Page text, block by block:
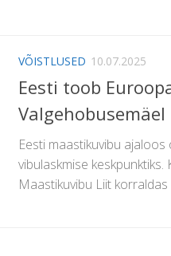
VÕISTLUSED 10.07.2025
Eesti toob
Valgehobusemäel
Eesti maastikuvibu
vibulaskmise
Maastikuvibu Liit